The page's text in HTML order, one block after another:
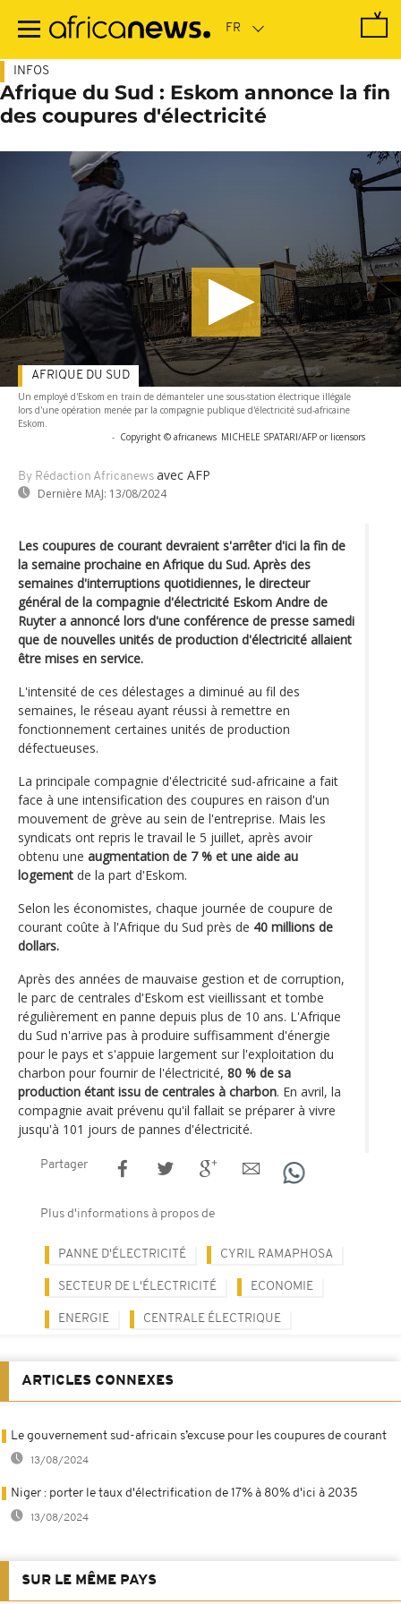
contenu
INFOS
Afrique du Sud : Eskom annonce la fin
des coupures d'électricité
Un employé d'Eskom en train de démanteler une sous-station électrique illégale
lors d'une opération menée par la compagnie publique d'électricité sud-africaine
Eskom.
- Copyright © africanews MICHELE SPATARI/AFP or licensors
By Rédaction Africanews avec AFP
Dernière MAJ: 13/08/2024
AFRIQUE DU SUD
Les coupures de courant devraient s'arrêter d'ici la fin de
la semaine prochaine en Afrique du Sud. Après des
semaines d'interruptions quotidiennes, le directeur
général de la compagnie d'électricité Eskom Andre de
Ruyter a annoncé lors d'une conférence de presse samedi
que de nouvelles unités de production d'électricité allaient
être mises en service.
L'intensité de ces délestages a diminué au fil des
semaines, le réseau ayant réussi à remettre en
fonctionnement certaines unités de production
défectueuses.
La principale compagnie d'électricité sud-africaine a fait
face à une intensification des coupures en raison d'un
mouvement de grève au sein de l'entreprise. Mais les
syndicats ont repris le travail le 5 juillet, après avoir
obtenu une augmentation de 7 % et une aide au
logement de la part d'Eskom.
Selon les économistes, chaque journée de coupure de
courant coûte à l'Afrique du Sud près de 40 millions de
dollars.
Après des années de mauvaise gestion et de corruption,
le parc de centrales d'Eskom est vieillissant et tombe
régulièrement en panne depuis plus de 10 ans. L'Afrique
du Sud n'arrive pas à produire suffisamment d'énergie
pour le pays et s'appuie largement sur l'exploitation du
charbon pour fournir de l'électricité, 80 % de sa
production étant issu de centrales à charbon. En avril, la
compagnie avait prévenu qu'il fallait se préparer à vivre
jusqu'à 101 jours de pannes d'électricité.
Partager
Plus d'informations à propos de
PANNE D'ÉLECTRICITÉ CYRIL RAMAPHOSA
SECTEUR DE L'ÉLECTRICITÉ ECONOMIE
ENERGIE CENTRALE ÉLECTRIQUE
ARTICLES CONNEXES
Le gouvernement sud-africain s’excuse pour les coupures de courant
13/08/2024
Niger : porter le taux d'électrification de 17% à 80% d'ici à 2035
13/08/2024
SUR LE MÊME PAYS